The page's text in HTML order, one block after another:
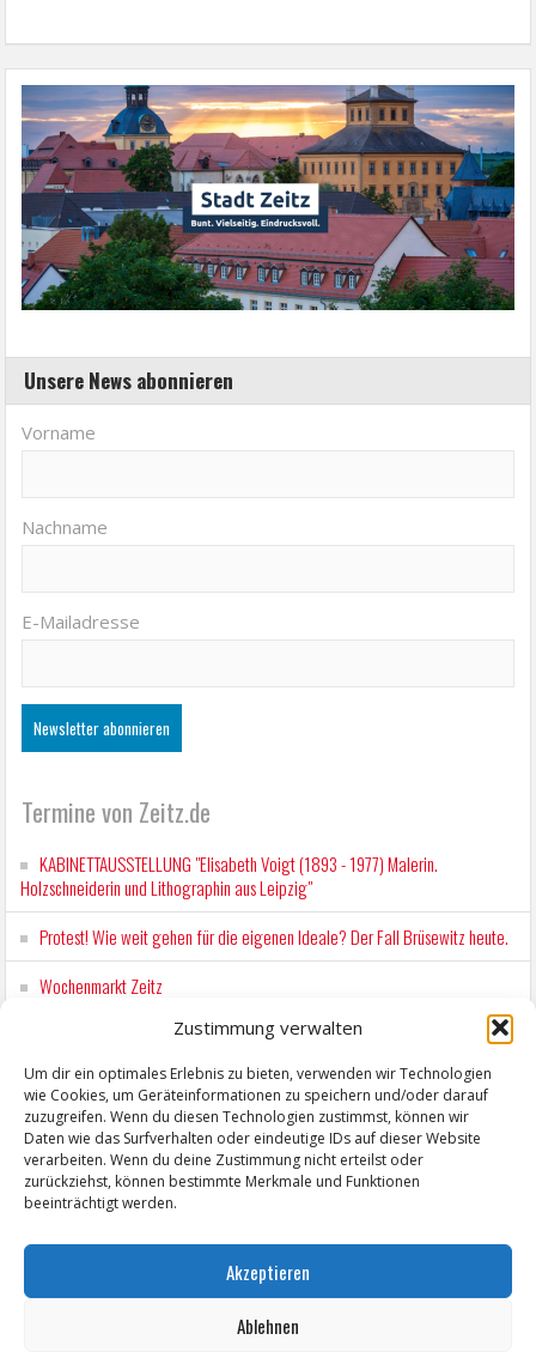
Zustimmung verwalten
Um dir ein optimales Erlebnis zu bieten, verwenden wir Technologien
wie Cookies, um Geräteinformationen zu speichern und/oder darauf
zuzugreifen. Wenn du diesen Technologien zustimmst, können wir
Daten wie das Surfverhalten oder eindeutige IDs auf dieser Website
verarbeiten. Wenn du deine Zustimmung nicht erteilst oder
zurückziehst, können bestimmte Merkmale und Funktionen
beeinträchtigt werden.
Akzeptieren
Ablehnen
Unsere News abonnieren
Vorname
Nachname
E-Mailadresse
Termine von Zeitz.de
KABINETTAUSSTELLUNG "Elisabeth Voigt (1893 - 1977) Malerin.
Holzschneiderin und Lithographin aus Leipzig"
Protest! Wie weit gehen für die eigenen Ideale? Der Fall Brüsewitz heute.
Wochenmarkt Zeitz
EINFACH LESEN im August 2026 H.P. Richter - DAMALS WAR ES FRIEDRICH
Workshop für Kinder: Stop-Motion mit LEGO® & Robotik